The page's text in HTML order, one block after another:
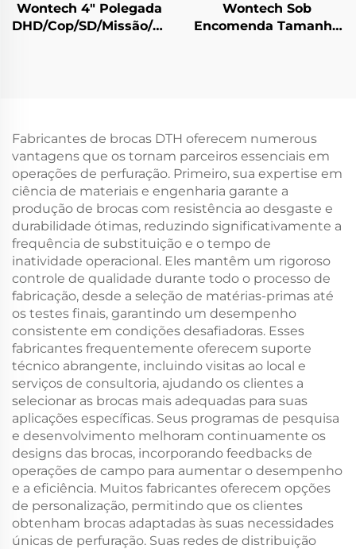
Wontech 4" Polegada
DHD/Cop/SD/Missão/WT
Wontech Sob
Encomenda Tamanho
Fabricantes de brocas DTH oferecem numerous
vantagens que os tornam parceiros essenciais em
operações de perfuração. Primeiro, sua expertise em
ciência de materiais e engenharia garante a
produção de brocas com resistência ao desgaste e
durabilidade ótimas, reduzindo significativamente a
frequência de substituição e o tempo de
inatividade operacional. Eles mantêm um rigoroso
controle de qualidade durante todo o processo de
fabricação, desde a seleção de matérias-primas até
os testes finais, garantindo um desempenho
consistente em condições desafiadoras. Esses
fabricantes frequentemente oferecem suporte
técnico abrangente, incluindo visitas ao local e
serviços de consultoria, ajudando os clientes a
selecionar as brocas mais adequadas para suas
aplicações específicas. Seus programas de pesquisa
e desenvolvimento melhoram continuamente os
designs das brocas, incorporando feedbacks de
operações de campo para aumentar o desempenho
e a eficiência. Muitos fabricantes oferecem opções
de personalização, permitindo que os clientes
obtenham brocas adaptadas às suas necessidades
únicas de perfuração. Suas redes de distribuição